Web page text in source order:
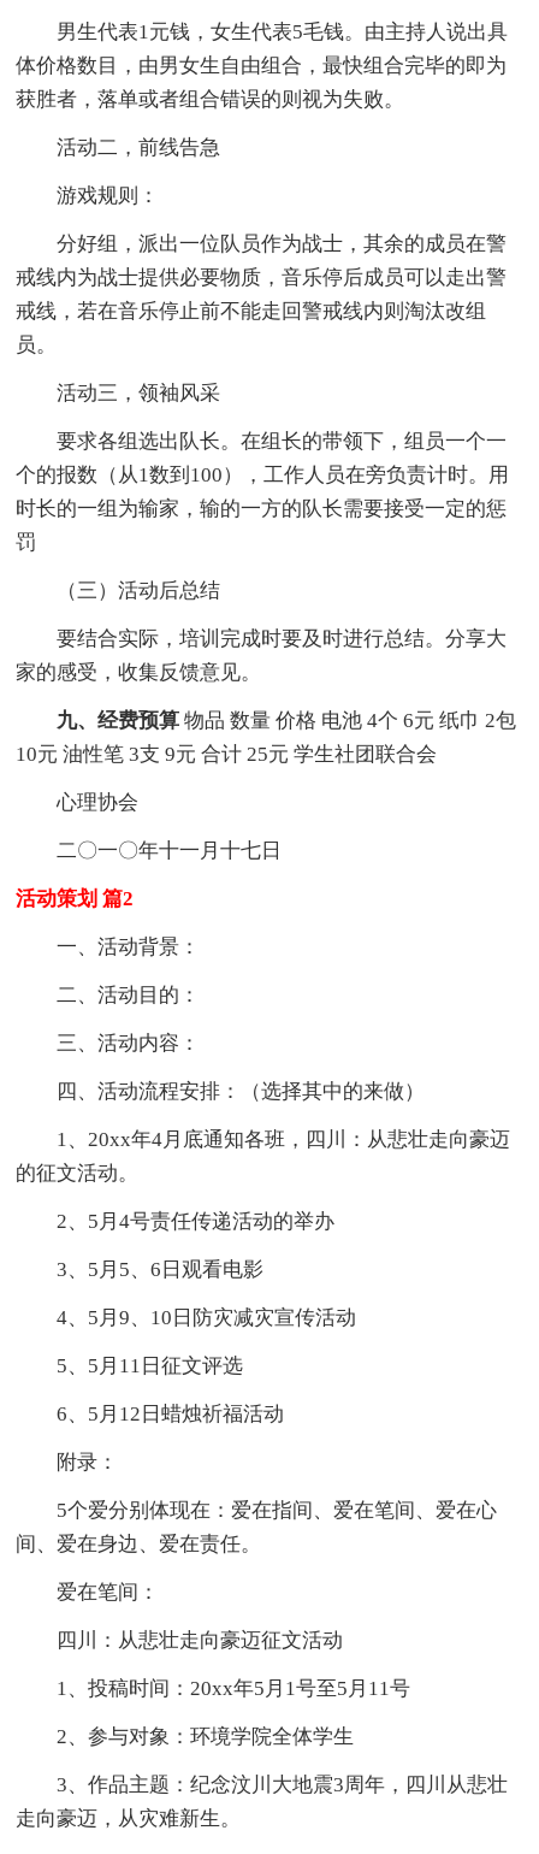
男生代表1元钱，女生代表5毛钱。由主持人说出具
体价格数目，由男女生自由组合，最快组合完毕的即为
获胜者，落单或者组合错误的则视为失败。
活动二，前线告急
游戏规则：
分好组，派出一位队员作为战士，其余的成员在警
戒线内为战士提供必要物质，音乐停后成员可以走出警
戒线，若在音乐停止前不能走回警戒线内则淘汰改组
员。
活动三，领袖风采
要求各组选出队长。在组长的带领下，组员一个一
个的报数（从1数到100），工作人员在旁负责计时。用
时长的一组为输家，输的一方的队长需要接受一定的惩
罚
（三）活动后总结
要结合实际，培训完成时要及时进行总结。分享大
家的感受，收集反馈意见。
九、经费预算 物品 数量 价格 电池 4个 6元 纸巾 2包
10元 油性笔 3支 9元 合计 25元 学生社团联合会
心理协会
二〇一〇年十一月十七日
活动策划 篇2
一、活动背景：
二、活动目的：
三、活动内容：
四、活动流程安排：（选择其中的来做）
1、20xx年4月底通知各班，四川：从悲壮走向豪迈
的征文活动。
2、5月4号责任传递活动的举办
3、5月5、6日观看电影
4、5月9、10日防灾减灾宣传活动
5、5月11日征文评选
6、5月12日蜡烛祈福活动
附录：
5个爱分别体现在：爱在指间、爱在笔间、爱在心
间、爱在身边、爱在责任。
爱在笔间：
四川：从悲壮走向豪迈征文活动
1、投稿时间：20xx年5月1号至5月11号
2、参与对象：环境学院全体学生
3、作品主题：纪念汶川大地震3周年，四川从悲壮
走向豪迈，从灾难新生。